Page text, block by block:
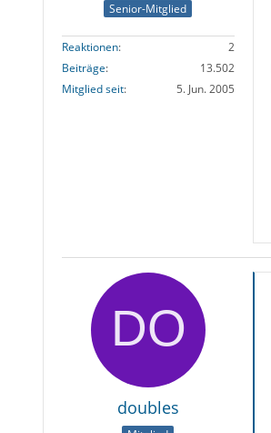
Senior-Mitglied
Reaktionen
2
Beiträge
13.502
Mitglied seit
5. Jun. 2005
doubles